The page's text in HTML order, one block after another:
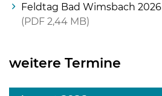
Feldtag Bad Wimsbach 2026
PDF 2,44 MB
weitere Termine